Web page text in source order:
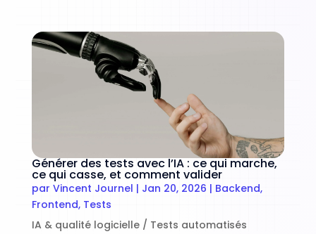
Générer des tests avec l’IA : ce qui marche,
ce qui casse, et comment valider
par Vincent Journel | Jan 20, 2026 | Backend,
Frontend, Tests
IA & qualité logicielle / Tests automatisés